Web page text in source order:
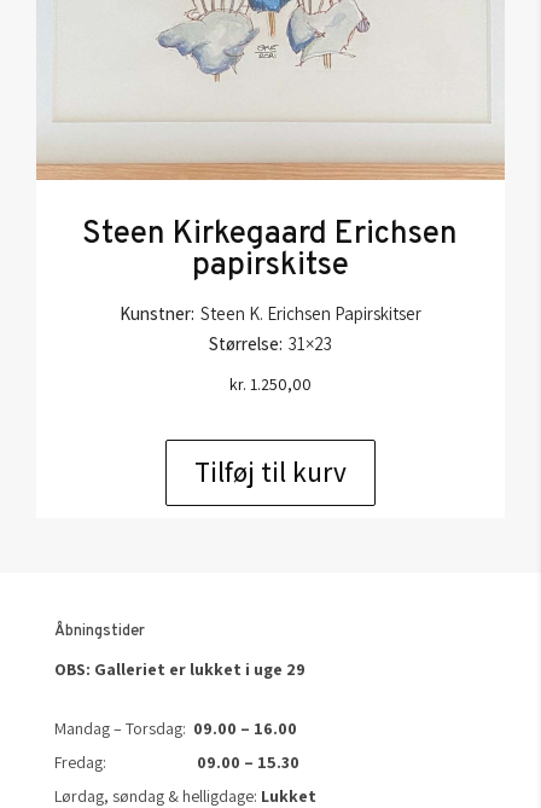
Steen Kirkegaard Erichsen
papirskitse
Kunstner: Steen K. Erichsen Papirskitser
Størrelse: 31×23
kr. 1.250,00
Tilføj til kurv
Åbningstider
OBS: Galleriet er lukket i uge 29
Mandag – Torsdag: 09.00 – 16.00
Fredag: 09.00 – 15.30
Lørdag, søndag & helligdage: Lukket